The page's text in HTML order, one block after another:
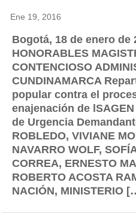
Ene 19, 2016
Bogotá, 18 de enero de
HONORABLES
CONTENCIOSO
CUNDINAMARCA
popular contra el
enajenación de
de Urgencia
ROBLEDO, VIVIANE
NAVARRO WOLF,
CORREA, ERNESTO
ROBERTO ACOSTA
NACIÓN, MINISTERIO